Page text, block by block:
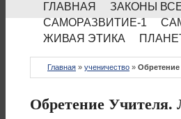
ГЛАВНАЯ ЗАКОНЫ
САМОРАЗВИТИЕ-1
ЖИВАЯ ЭТИКА
Главная » ученичество »
Обретение